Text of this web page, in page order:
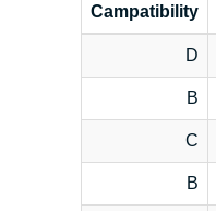
Campatibility
D
B
C
B